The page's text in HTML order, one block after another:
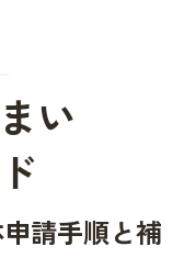
い
請手順と補